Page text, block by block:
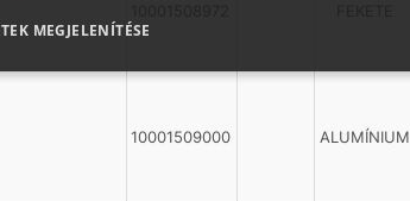
10001509000 ALUMÍNIUM
MEGJELENÍTÉSE